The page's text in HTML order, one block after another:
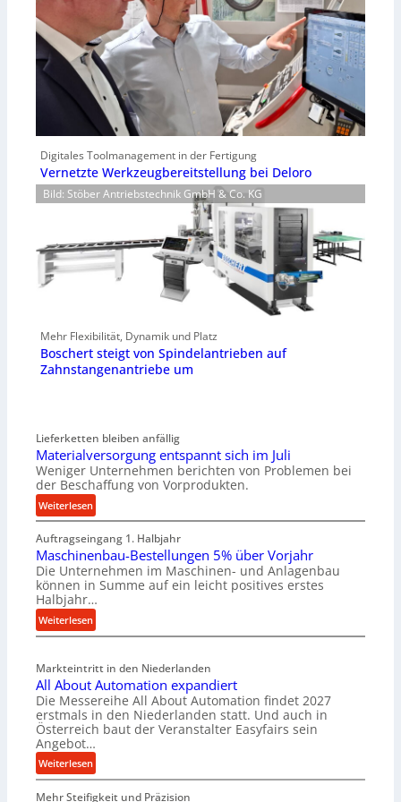
Digitales Toolmanagement in der Fertigung
Vernetzte Werkzeugbereitstellung bei Deloro
Bild: Stöber Antriebstechnik GmbH & Co. KG
Mehr Flexibilität, Dynamik und Platz
Boschert steigt von Spindelantrieben auf
Zahnstangenantriebe um
Lieferketten bleiben anfällig
Materialversorgung entspannt sich im Juli
Weniger Unternehmen berichten von Problemen bei
der Beschaffung von Vorprodukten.
Weiterlesen:
M
a
t
e
r
i
a
l
e
r
s
o
u
n
Auftragseingang 1. Halbjahr
Maschinenbau-Bestellungen 5% über Vorjahr
Die Unternehmen im Maschinen- und Anlagenbau
können in Summe auf ein leicht positives erstes
Halbjahr…
Weiterlesen:
M
s
c
h
i
n
e
n
Markteintritt in den Niederlanden
All About Automation expandiert
Die Messereihe All About Automation findet 2027
erstmals in den Niederlanden statt. Und auch in
Österreich baut der Veranstalter Easyfairs sein
Angebot…
Weiterlesen:
A
l
Mehr Steifigkeit und Präzision